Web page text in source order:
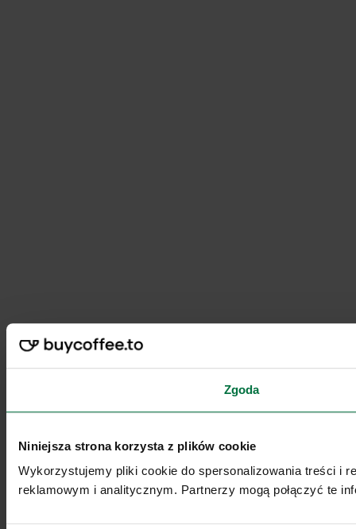
Zgoda
Niniejsza strona korzysta z plików cookie
Wykorzystujemy pliki cookie do spersonalizowania treści i
reklamowym i analitycznym. Partnerzy mogą połączyć te